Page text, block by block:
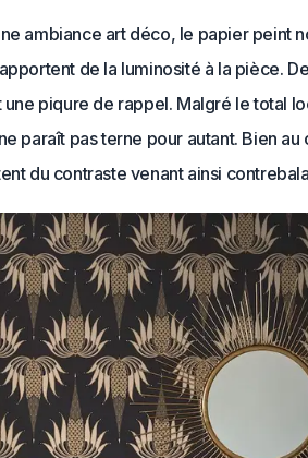
ambiance art déco, le papier peint
de la luminosité à la pièce.
une piqure de rappel. Malgré le total
paraît pas terne pour autant. Bien
du contraste venant ainsi